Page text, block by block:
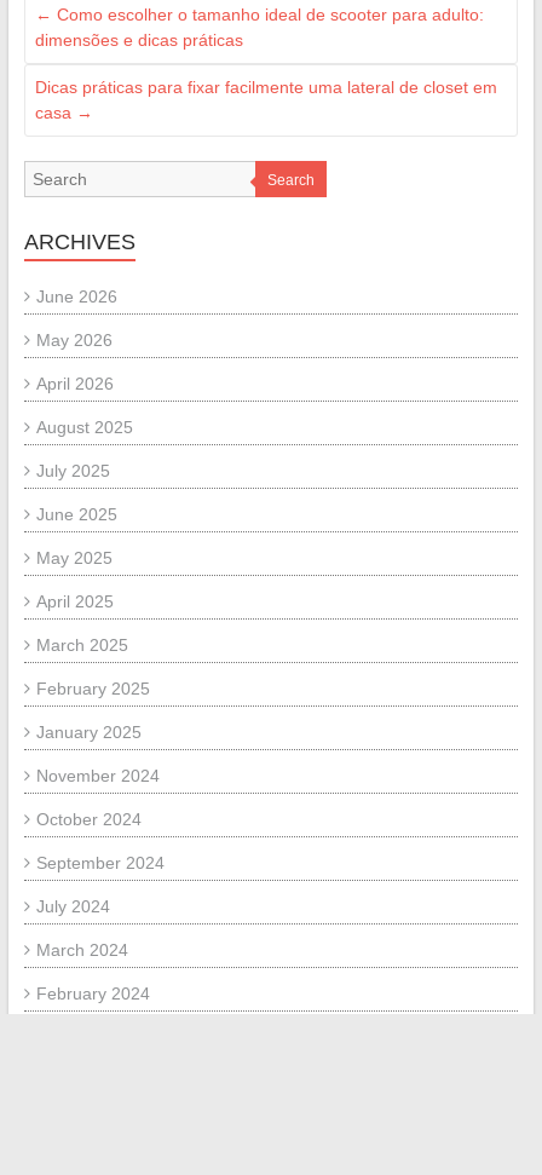
← Como escolher o tamanho ideal de scooter para adulto:
dimensões e dicas práticas
Dicas práticas para fixar facilmente uma lateral de closet em
casa →
Search
ARCHIVES
June 2026
May 2026
April 2026
August 2025
July 2025
June 2025
May 2025
April 2025
March 2025
February 2025
January 2025
November 2024
October 2024
September 2024
July 2024
March 2024
February 2024